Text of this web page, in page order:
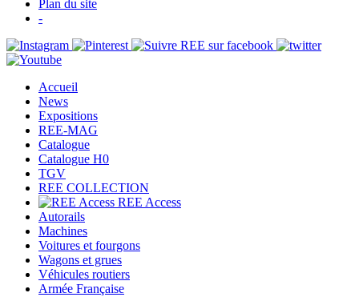
Plan du site
-
Accueil
News
Expositions
REE-MAG
Catalogue
Catalogue H0
TGV
REE COLLECTION
REE Access
Autorails
Machines
Voitures et fourgons
Wagons et grues
Véhicules routiers
Armée Française